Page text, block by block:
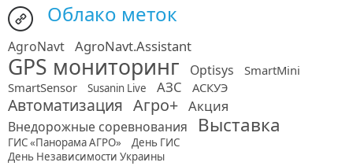
Облако меток
AgroNavt AgroNavt.Assistant
GPS мониторинг Optisys
SmartMini
SmartSensor
Susanin Live АЗС АСКУЭ
Автоматизация Агро+ Акция
Внедорожные соревнования Выставка
ГИС «Панорама АГРО»
День ГИС
День Независимости Украины